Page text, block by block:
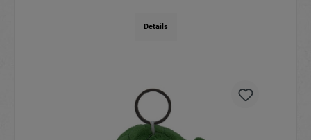
Details